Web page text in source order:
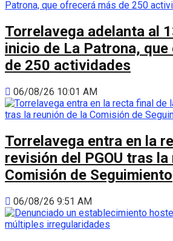
Torrelavega adelanta al
inicio de La Patrona,
de 250 actividades
06/08/26 10:01 AM
Torrelavega entra en la
revisión del PGOU tras
Comisión de Seguimiento
06/08/26 9:51 AM